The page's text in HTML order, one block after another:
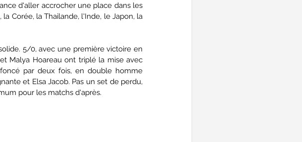
d'aller accrocher une place dans les
Corée, la Thailande, l'Inde, le Japon, la
5/0, avec une première victoire en
Malya Hoareau ont triplé la mise avec
par deux fois, en double homme
et Elsa Jacob. Pas un set de perdu,
pour les matchs d'après.